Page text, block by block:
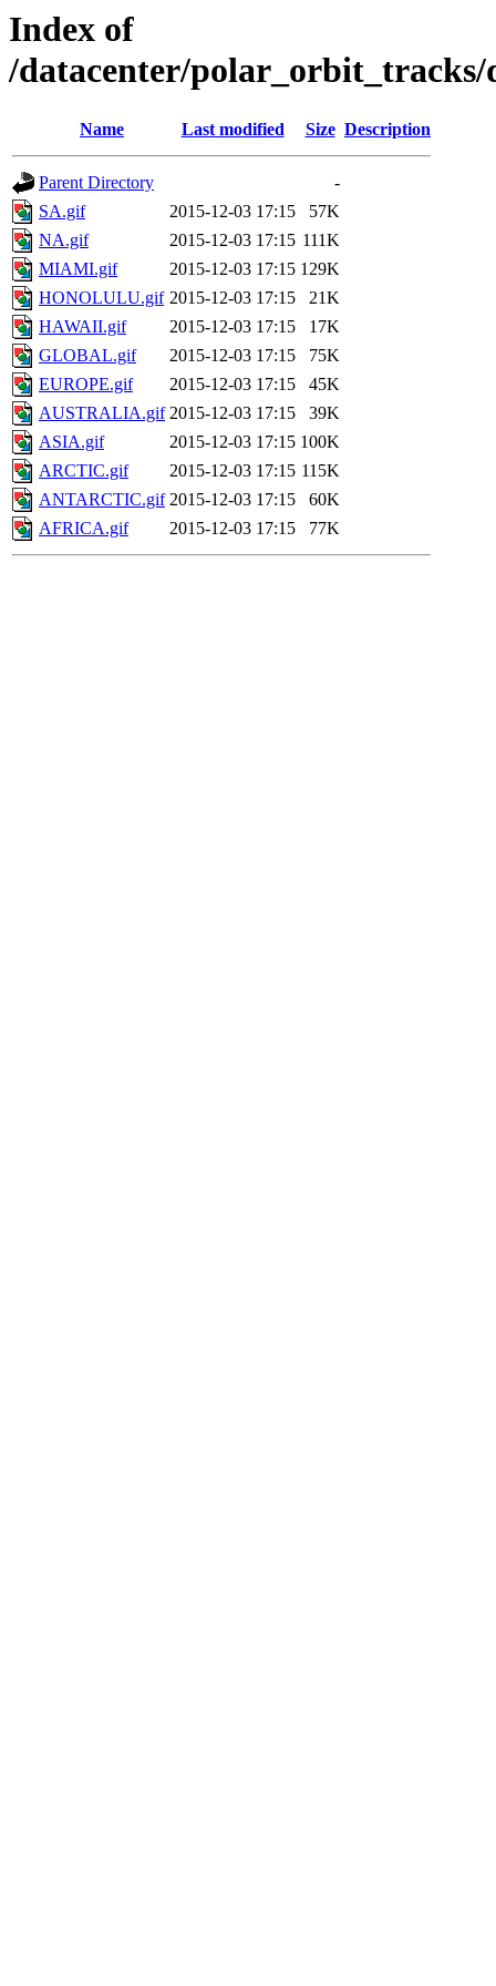
Index of
/datacenter/polar_orbit_tracks/
Name Last modified Size Description
Parent Directory
-
SA.gif
2015-12-03 17:15
57K
NA.gif
2015-12-03 17:15 111K
MIAMI.gif
2015-12-03 17:15 129K
HONOLULU.gif 2015-12-03 17:15
21K
HAWAII.gif
2015-12-03 17:15
17K
GLOBAL.gif
2015-12-03 17:15
75K
EUROPE.gif
2015-12-03 17:15
45K
AUSTRALIA.gif 2015-12-03 17:15
39K
ASIA.gif
2015-12-03 17:15 100K
ARCTIC.gif
2015-12-03 17:15 115K
ANTARCTIC.gif 2015-12-03 17:15
60K
AFRICA.gif
2015-12-03 17:15 77K